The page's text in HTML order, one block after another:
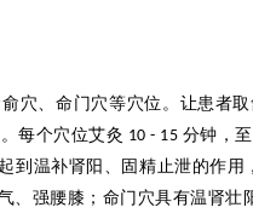
俞 穴、命门穴等穴位。让患者
每个穴位艾灸 10 - 15 分钟，
到温补肾阳、固精止泄的作用
、强腰膝；命门穴具有温肾壮